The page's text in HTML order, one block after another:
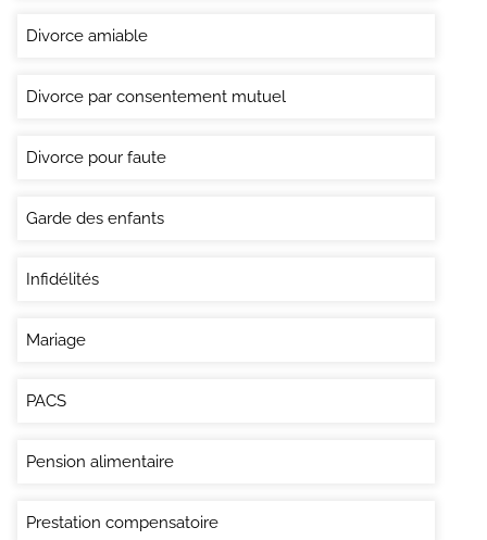
Divorce amiable
Divorce par consentement mutuel
Divorce pour faute
Garde des enfants
Infidélités
Mariage
PACS
Pension alimentaire
Prestation compensatoire